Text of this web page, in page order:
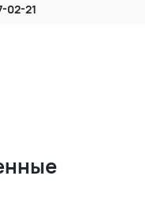
02-21